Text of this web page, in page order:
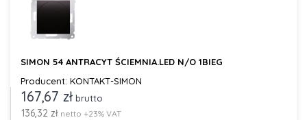
SIMON 54 ANTRACYT ŚCIEMNIA.LED N/O 1BIEG
Producent: KONTAKT-SIMON
167,67 zł brutto
136,32 zł netto +23% VAT